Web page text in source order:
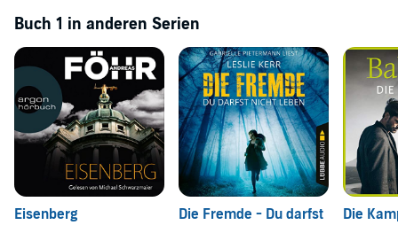
Buch 1 in anderen Serien
Eisenberg
Die Fremde - Du darfst
Die